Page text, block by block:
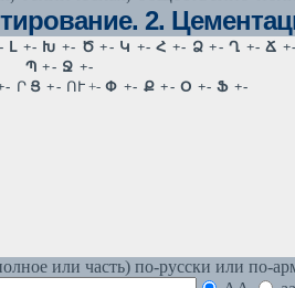
2.
или часть) по-русски или по-